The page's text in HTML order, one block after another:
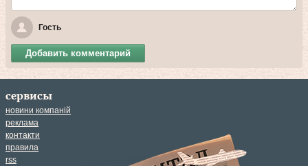
Гость
Добавить комментарий
сервисы
новини компаній
реклама
контакти
правила
rss